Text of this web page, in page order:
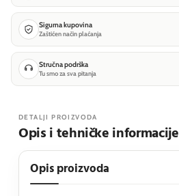
Sigurna kupovina
Zaštićen način plaćanja
Stručna podrška
Tu smo za sva pitanja
DETALJI PROIZVODA
Opis i tehničke informacije
Opis proizvoda